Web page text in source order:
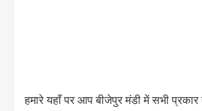
हमारे यहाँ पर आप बीजेपुर मंडी में सभी